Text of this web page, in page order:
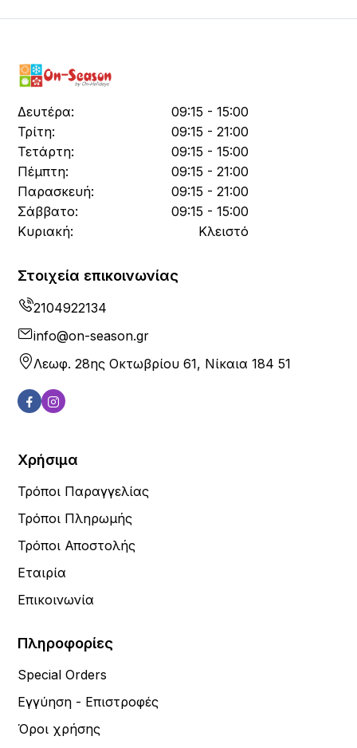
Δευτέρα:
09:15 - 15:00
Τρίτη:
09:15 - 21:00
Τετάρτη:
09:15 - 15:00
Πέμπτη:
09:15 - 21:00
Παρασκευή:
09:15 - 21:00
Σάββατο:
09:15 - 15:00
Κυριακή:
Κλειστό
Στοιχεία επικοινωνίας
2104922134
info@on-season.gr
Λεωφ. 28ης Οκτωβρίου 61, Νίκαια 184 51
Χρήσιμα
Τρόποι Παραγγελίας
Τρόποι Πληρωμής
Τρόποι Αποστολής
Εταιρία
Επικοινωνία
Πληροφορίες
Special Orders
Εγγύηση - Επιστροφές
Όροι χρήσης